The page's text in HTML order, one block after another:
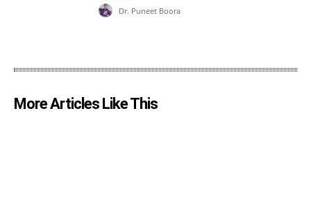
Dr. Puneet Boora
More Articles Like This